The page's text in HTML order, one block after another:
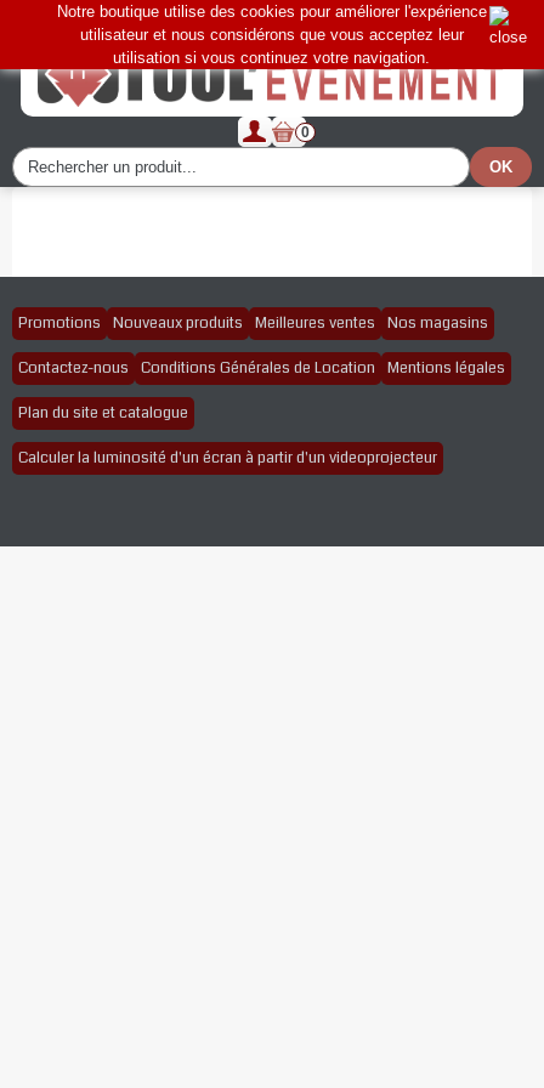
0
Notre boutique utilise des cookies pour améliorer l'expérience
utilisateur et nous considérons que vous acceptez leur
utilisation si vous continuez votre navigation.
Promotions Nouveaux produits Meilleures ventes Nos magasins
Contactez-nous Conditions Générales de Location Mentions légales
Plan du site et catalogue
Calculer la luminosité d'un écran à partir d'un videoprojecteur